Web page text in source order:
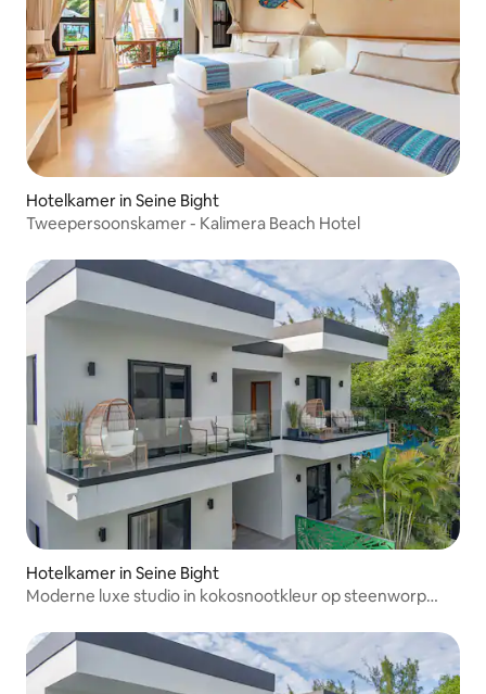
Hotelkamer in Seine Bight
Tweepersoonskamer - Kalimera Beach Hotel
Hotelkamer in Seine Bight
Moderne luxe studio in kokosnootkleur op steenworp